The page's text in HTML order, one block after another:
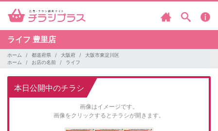
ライフ 豊里店
ホーム 都道府県 大阪府
大阪市東淀川区
ホーム
お店の名前 ライフ
本日公開中のチラシ
画像はイメージです。
画像をクリックするとチラシが開きます。